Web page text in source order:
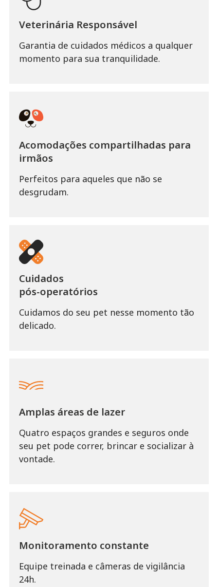
Veterinária Responsável
Garantia de cuidados médicos a qualquer
momento para sua tranquilidade.
Acomodações compartilhadas para
irmãos
Perfeitos para aqueles que não se
desgrudam.
Cuidados
pós-operatórios
Cuidamos do seu pet nesse momento tão
delicado.
Amplas áreas de lazer
Quatro espaços grandes e seguros onde
seu pet pode correr, brincar e socializar à
vontade.
Monitoramento constante
Equipe treinada e câmeras de vigilância
24h.